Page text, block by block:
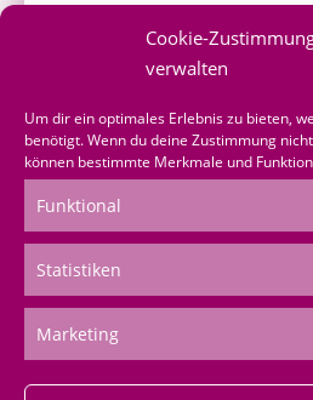
Cookie-
verwalten
Um dir ein optimales Erlebnis zu bieten,
benötigt. Wenn du deine Zustimmung
können bestimmte Merkmale und
Funktional
Statistiken
Marketing
über mich bestellen
Shoppingvorteil
Bestellformular
*Produktempfehlungen
*Als Amazon-Partner verdiene
Verkäufen